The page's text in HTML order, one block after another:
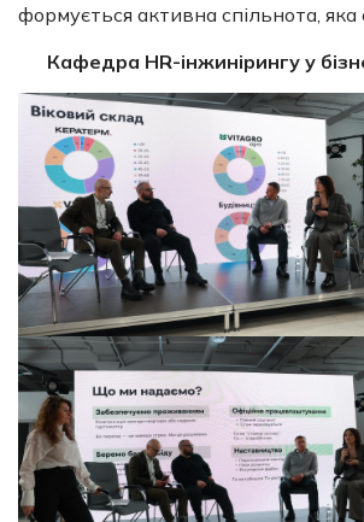
формується активна спільнота, яка
Кафедра HR-інжинірингу у